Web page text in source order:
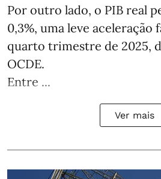
Por outro lado, o PIB real
0,3%, uma leve aceleração
quarto trimestre de 2025,
OCDE.
Entre ...
Ver mais